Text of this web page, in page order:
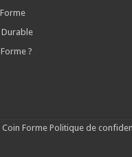
Durable
?
Forme Politique de